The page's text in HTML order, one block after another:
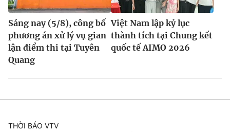
Sáng nay (5/8), công bố
phương án xử lý vụ gian
lận điểm thi tại Tuyên
Quang
Việt Nam lập kỷ lục
thành tích tại Chung kết
quốc tế AIMO 2026
THỜI BÁO VTV